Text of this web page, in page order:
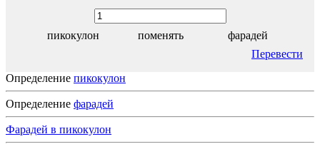
пикокулон поменять
фарадей
Перевести
Определение пикокулон
Определение фарадей
Фарадей в пикокулон